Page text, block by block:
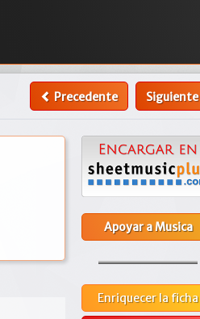
Precedente Siguiente
Apoyar a Musica
Enriquecer la ficha